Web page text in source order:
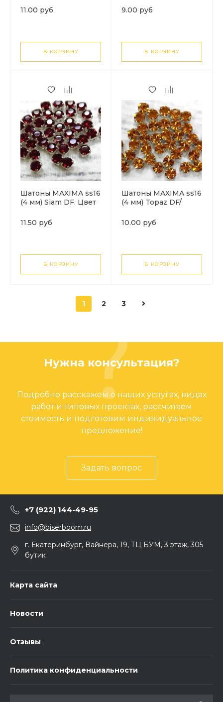
11.00 руб
В КОРЗИНУ
9.00 руб
В КОРЗИНУ
Шатоны MAXIMA ss16
(4 мм) Siam DF. Цвет
11.50 руб
В КОРЗИНУ
Шатоны MAXIMA ss16
(4 мм) Topaz DF/
10.00 руб
В КОРЗИНУ
1 2 3
Нужна консультация?
Подробно расскажем о наших услугах, видах
работ и типовых проектах, рассчитаем
стоимость и подготовим индивидуальное
предложение!
Задать вопрос
+7 (922) 144-49-95
info@biserboom.ru
г. Екатеринбург, Вайнера, 19, ТЦ БУМ, 3 этаж, 305
бутик
Карта сайта
Новости
Отзывы
Политика конфиденциальности